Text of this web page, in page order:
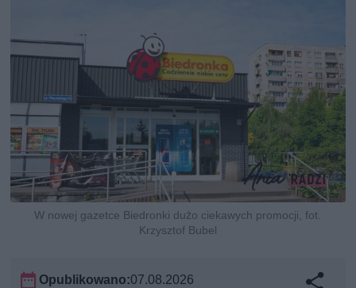
W nowej gazetce Biedronki dużo ciekawych promocji, fot.
Krzysztof Bubel
Opublikowano:07.08.2026